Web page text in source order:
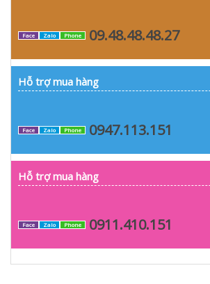
Face Zalo Phone 09.48.48.48.27
Hỗ trợ mua hàng
Face Zalo Phone 0947.113.151
Hỗ trợ mua hàng
Face Zalo Phone 0911.410.151